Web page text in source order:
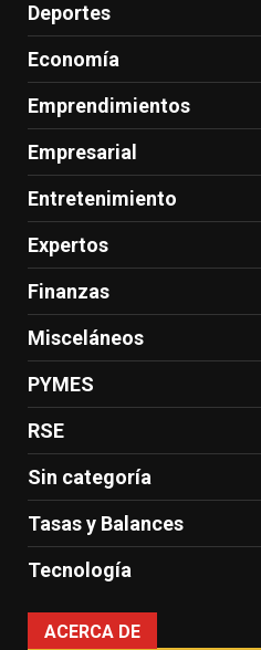
Deportes
Economía
Emprendimientos
Empresarial
Entretenimiento
Expertos
Finanzas
Misceláneos
PYMES
RSE
Sin categoría
Tasas y Balances
Tecnología
ACERCA DE